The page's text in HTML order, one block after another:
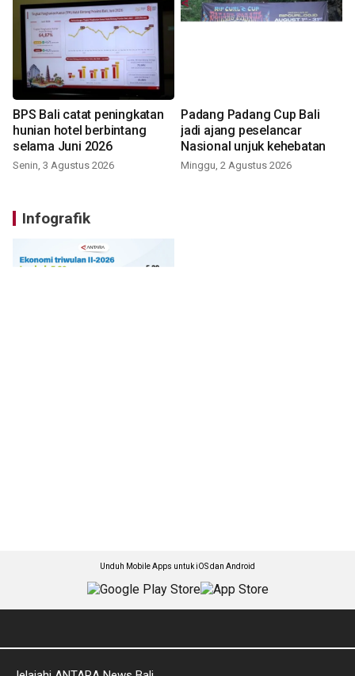
BPS Bali catat peningkatan
hunian hotel berbintang
selama Juni 2026
Senin, 3 Agustus 2026
Padang Padang Cup Bali
jadi ajang peselancar
Nasional unjuk kehebatan
Minggu, 2 Agustus 2026
Infografik
Unduh Mobile Apps untuk iOS dan Android